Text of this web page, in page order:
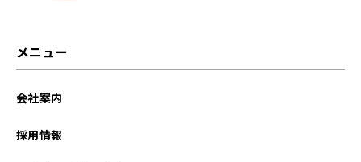
メニュー
会社案内
採用情報